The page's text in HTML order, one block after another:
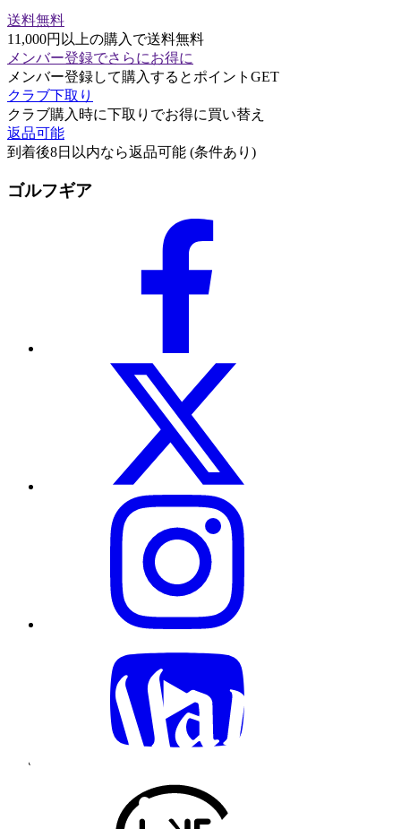
送料無料
11,000円以上の購入で送料無料
メンバー登録でさらにお得に
メンバー登録して購入するとポイントGET
クラブ下取り
クラブ購入時に下取りでお得に買い替え
返品可能
到着後8日以内なら返品可能 (条件あり)
ゴルフギア